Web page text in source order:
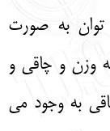
به صورت
وزن و چاقی و
به وجود می‌